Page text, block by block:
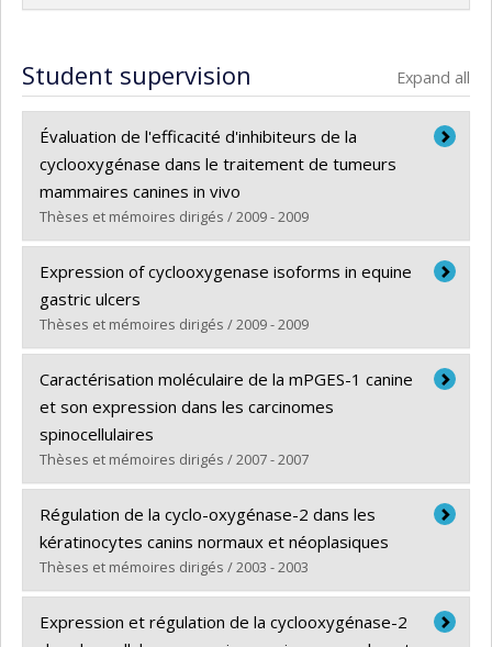
Student supervision Expand all
Évaluation de l'efficacité d'inhibiteurs de la
cyclooxygénase dans le traitement de tumeurs
mammaires canines in vivo
Thèses et mémoires dirigés / 2009 - 2009
Graduate : Sonzogni-Desautels, Karine
Cycle : Master's
Grade :M. Sc.
Lien vers le document dans Papyrus
Expression of cyclooxygenase isoforms in equine
gastric ulcers
Thèses et mémoires dirigés / 2009 - 2009
Graduate :Rodrigues, Natália
Cycle : Master's
Grade :M. Sc.
Lien vers le document dans Papyrus
Caractérisation moléculaire de la mPGES-1 canine
et son expression dans les carcinomes
spinocellulaires
Thèses et mémoires dirigés / 2007 - 2007
Graduate :Fromont, Gabrielle
Cycle :Master's
Grade :M. Sc.
Lien vers le document dans Papyrus
Régulation de la cyclo-oxygénase-2 dans les
kératinocytes canins normaux et néoplasiques
Thèses et mémoires dirigés / 2003 - 2003
Graduate : Pronovost, Nadia
Expression et régulation de la cyclooxygénase-2